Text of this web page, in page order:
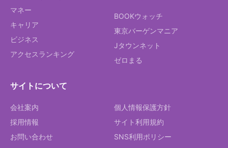
マネー
キャリア
ビジネス
アクセスランキング
BOOKウォッチ
東京バーゲンマニア
Jタウンネット
ゼロまる
サイトについて
会社案内
採用情報
お問い合わせ
個人情報保護方針
サイト利用規約
SNS利用ポリシー